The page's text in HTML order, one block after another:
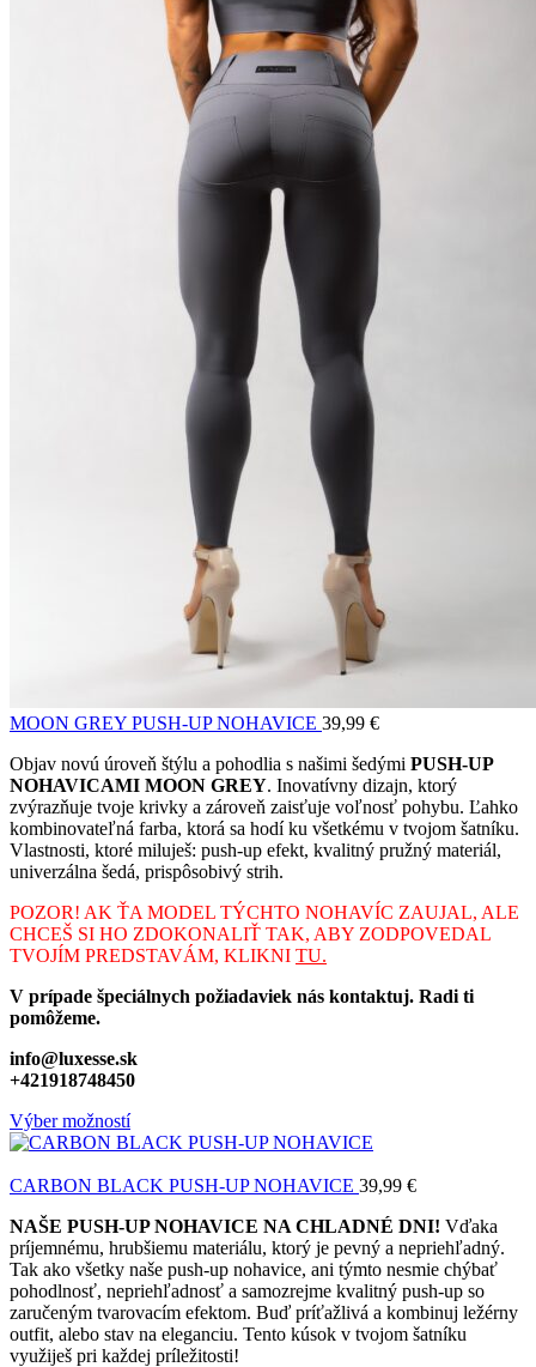
MOON GREY PUSH-UP NOHAVICE 39,99 €
Objav novú úroveň štýlu a pohodlia s našimi šedými PUSH-UP
NOHAVICAMI MOON GREY. Inovatívny dizajn, ktorý
zvýrazňuje tvoje krivky a zároveň zaisťuje voľnosť pohybu. Ľahko
kombinovateľná farba, ktorá sa hodí ku všetkému v tvojom šatníku.
Vlastnosti, ktoré miluješ: push-up efekt, kvalitný pružný materiál,
univerzálna šedá, prispôsobivý strih.
POZOR! AK ŤA MODEL TÝCHTO NOHAVÍC ZAUJAL, ALE
CHCEŠ SI HO ZDOKONALIŤ TAK, ABY ZODPOVEDAL
TVOJÍM PREDSTAVÁM, KLIKNI TU.
V prípade špeciálnych požiadaviek nás kontaktuj. Radi ti
pomôžeme.
info@luxesse.sk
+421918748450
Výber možností
CARBON BLACK PUSH-UP NOHAVICE 39,99 €
NAŠE PUSH-UP NOHAVICE NA CHLADNÉ DNI! Vďaka
príjemnému, hrubšiemu materiálu, ktorý je pevný a nepriehľadný.
Tak ako všetky naše push-up nohavice, ani týmto nesmie chýbať
pohodlnosť, nepriehľadnosť a samozrejme kvalitný push-up so
zaručeným tvarovacím efektom. Buď príťažlivá a kombinuj ležérny
outfit, alebo stav na eleganciu. Tento kúsok v tvojom šatníku
využiješ pri každej príležitosti!